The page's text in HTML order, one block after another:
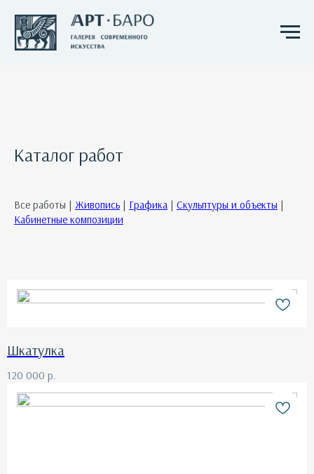
Каталог работ
Все работы | Живопись | Графика | Скульптуры и объекты |
Кабинетные композиции
Шкатулка
120 000 р.